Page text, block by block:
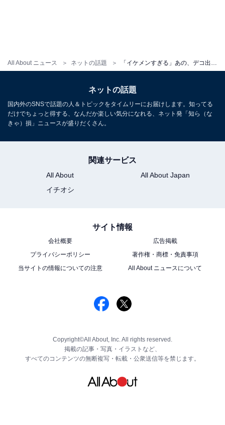
All About ニュース ネットの話題
ネットの話題
国内外のSNSで話題の人＆トピックをタイムリーにお届けします。知ってる
だけでちょっと得する、なんだか楽しい気分になれる、ネット発「知ら（な
きゃ）損」ニュースが盛りだくさん。
関連サービス
All About
All About Japan
イチオシ
サイト情報
会社概要
広告掲載
プライバシーポリシー
著作権・商標・免責事項
当サイトの情報についての注意
All About ニュースについて
Copyright©All About, Inc. All rights reserved.
掲載の記事・写真・イラストなど、
すべてのコンテンツの無断複写・転載・公衆送信等を禁じます。